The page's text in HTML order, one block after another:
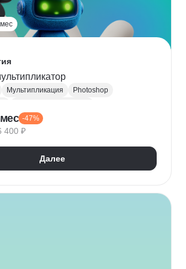
Мультипликация
Photoshop
Adobe Animate
персонажей
Создание анимации
-47%
400 ₽
Далее